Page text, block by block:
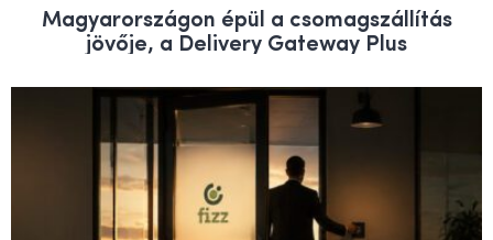
Magyarországon épül a csomagszállítás
jövője, a Delivery Gateway Plus